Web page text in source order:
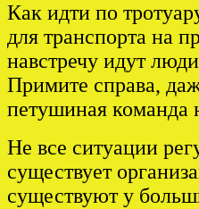
Как идти по
для транспорта на
навстречу идут
Примите справа,
петушиная команда
Не все ситуации
существует
существуют у